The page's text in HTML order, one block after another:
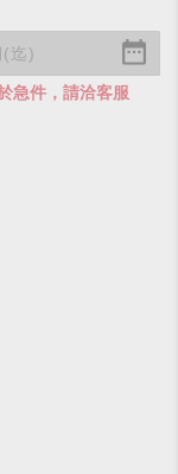
急件，請洽客服